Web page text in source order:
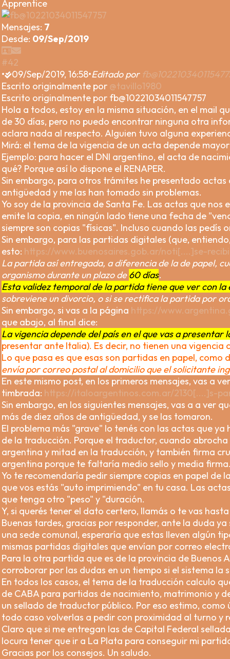
Apprentice
Mensajes: 7
Desde: 09/Sep/2019
#42
•
09/Sep/2019, 16:58•Editado por
Escrito originalmente por @tavillo1980
Escrito originalmente por fb@10221034011547757
Hola a todos, estoy en la misma situación, en el mail
de 30 días, pero no puedo encontrar ninguna otra
aclara nada al respecto. Alguien tuvo alguna
Mirá: el tema de la vigencia de un acta depende
Ejemplo: para hacer el DNI argentino, el acta de
qué? Porque así lo dispone el RENAPER.
Sin embargo, para otros trámites he presentado
antigüedad y me las han tomado sin problemas.
Yo soy de la provincia de Santa Fe. Las actas que nos
emite la copia, en ningún lado tiene una fecha de
siempre son copias "físicas". Incluso cuando las pedís
Sin embargo, para las partidas digitales (que,
esto: https://www.buenosaires.gob.ar/noti[....]se-
La partida así entregada, a diferencia de la de papel,
organismo durante un plazo de60 días.
Esta validez temporal de la partida tiene que ver con
sobreviene un divorcio, o si se rectifica la partida por
Sin embargo, si vas a la página https://
que abajo, al final dice:
La vigencia depende del país en el que vas a presentar
presentar ante Italia). Es decir, no tienen una vigencia
Lo que pasa es que esas son partidas en papel, como
envía por correo postal al domicilio que el solicitante
En este mismo post, en los primeros mensajes, vas a
timbrada: https://italoargentinos.com.ar/2130[....]s-
Sin embargo, en los siguientes mensajes, vas a a ver
más de diez años de antigüedad, y se las tomaron.
El problema más "grave" lo tenés con las actas que
de la traducción. Porque el traductor, cuando
argentina y mitad en la traducción, y también firma
argentina porque te faltaría medio sello y media
Yo te recomendaría pedir siempre copias en papel de
que vos estás "auto imprimiendo" en tu casa. Las
que tenga otro "peso" y "duración.
Y, si querés tener el dato certero, llamás o te vas
Buenas tardes, gracias por responder, ante la duda
una sede comunal, esperaría que estas lleven algún
mismas partidas digitales que envían por correo
Para la otra partida que es de la provincia de Buenos
corroborar por las dudas en un tiempo si el sistema la
En todos los casos, el tema de la traducción calculo
de CABA para partidas de nacimiento, matrimonio y
un sellado de traductor público. Por eso estimo,
todo caso volverlas a pedir con proximidad al turno y
Claro que si me entregan las de Capital Federal
locura tener que ir a La Plata para conseguir mi
Gracias por los consejos. Un saludo.